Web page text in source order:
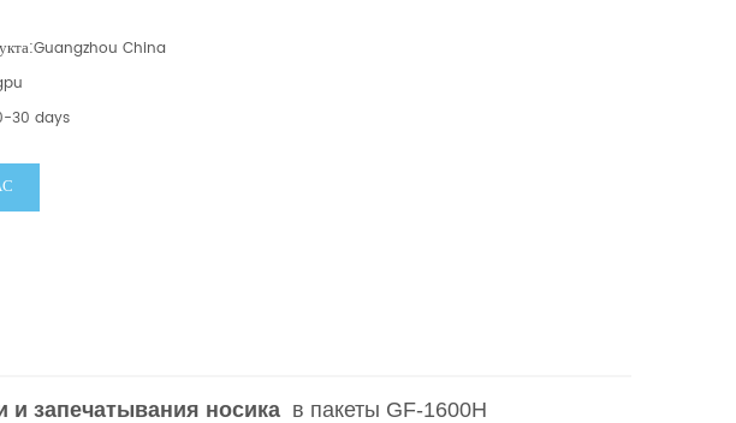
Guangzhou China
30 days
и запечатывания носика в пакеты GF-1600H